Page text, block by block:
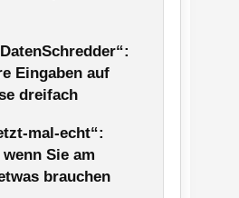
Eingaben auf
dreifach
mal-echt“:
Sie am
brauchen